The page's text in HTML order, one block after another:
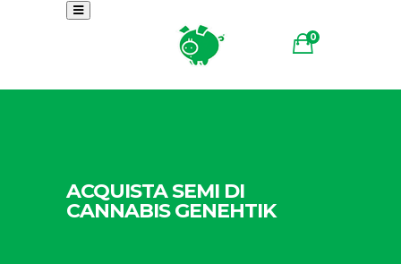
0
ACQUISTA SEMI DI
CANNABIS GENEHTIK